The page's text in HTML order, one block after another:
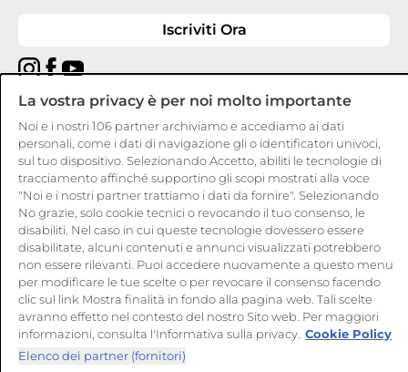
Iscriviti Ora
CANDY HOOVER GROUP S.r.I. - a Socio Unico - SEDE LEGALE: Via
Comolli, 57 - 20861 Brugherio (MB) - Italia - SEDI AMMINISTRATIVE:
Via Privata Eden Fumagalli snc - 20861 Brugherio (MB) e Via Trento
n. 20/A-22 - 20871 Vimercate (MB) - Italia - Tel.: +39.039.2086.1 - Fax:
+39.039.2086.237 - Capitale sociale € 35.000.000,00 i.v. - Cod.
Fiscale e n. iscr. al Registro Imprese di Milano-Monza-Brianza-Lodi
04666310158 - P. IVA 00786860965 - Numero REA: MB-1033934 -
Autorizzazione IT AEOF 211870 - Società soggetta ad attività di
direzione e coordinamento di Candy S.p.A. - Casella PEC:
candyhoovergroupsrl@legalmail.it
IT / Italiano
La vostra privacy è per noi molto importante
Noi e i nostri 106 partner archiviamo e accediamo ai dati
personali, come i dati di navigazione gli o identificatori univoci,
sul tuo dispositivo. Selezionando Accetto, abiliti le tecnologie di
tracciamento affinché supportino gli scopi mostrati alla voce
"Noi e i nostri partner trattiamo i dati da fornire". Selezionando
No grazie, solo cookie tecnici o revocando il tuo consenso, le
disabiliti. Nel caso in cui queste tecnologie dovessero essere
disabilitate, alcuni contenuti e annunci visualizzati potrebbero
non essere rilevanti. Puoi accedere nuovamente a questo menu
per modificare le tue scelte o per revocare il consenso facendo
clic sul link Mostra finalità in fondo alla pagina web. Tali scelte
avranno effetto nel contesto del nostro Sito web. Per maggiori
informazioni, consulta l'Informativa sulla privacy. Cookie Policy
Elenco dei partner (fornitori)